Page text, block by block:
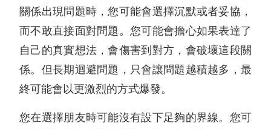
關係出現問題時，您可能會選擇沉默或者妥協，
而不敢直接面對問題。您可能會擔心如果表達了
自己的真實想法，會傷害到對方，會破壞這段關
係。但長期迴避問題，只會讓問題越積越多，最
終可能會以更激烈的方式爆發。
您在選擇朋友時可能沒有設下足夠的界線。您可